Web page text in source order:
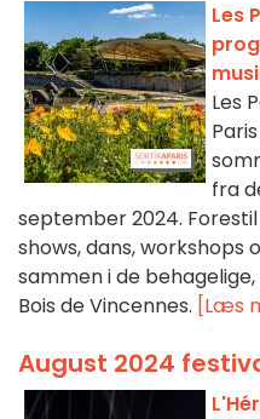
Les
Les
fra
september 2024.
shows, dans, workshops
sammen i de
Bois de Vincennes. [Læs
August 2024